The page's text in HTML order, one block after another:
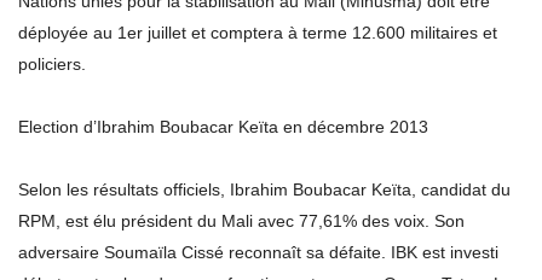
déployée au 1er juillet et comptera à terme 12.600 militaires et
policiers.
Election d’Ibrahim Boubacar Keïta en décembre 2013
Selon les résultats officiels, Ibrahim Boubacar Keïta, candidat du
RPM, est élu président du Mali avec 77,61% des voix. Son
adversaire Soumaïla Cissé reconnaît sa défaite. IBK est investi